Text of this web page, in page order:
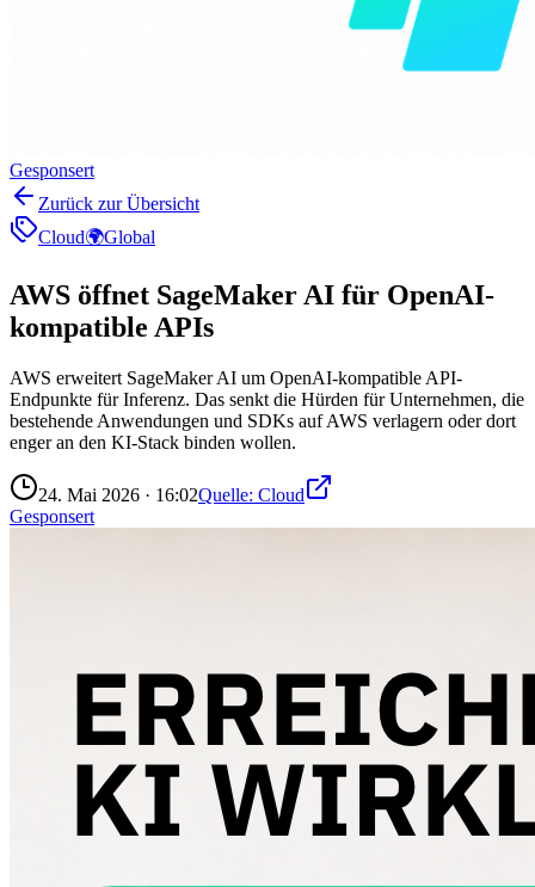
Gesponsert
Zurück zur Übersicht
Cloud🌍Global
AWS öffnet SageMaker AI für OpenAI-
kompatible APIs
AWS erweitert SageMaker AI um OpenAI-kompatible API-
Endpunkte für Inferenz. Das senkt die Hürden für Unternehmen, die
bestehende Anwendungen und SDKs auf AWS verlagern oder dort
enger an den KI-Stack binden wollen.
24. Mai 2026 · 16:02Quelle: Cloud
Gesponsert